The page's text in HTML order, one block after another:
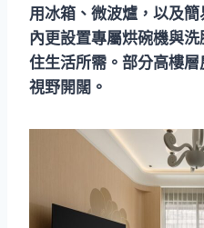
用冰箱、微波爐，以及
內更設置專屬烘碗機與
住生活所需。部分高樓層
視野開闊。